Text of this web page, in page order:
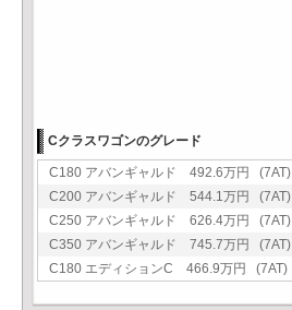
Cクラスワゴンのグレード
C180 アバンギャルド 492.6万円 (7AT)
C200 アバンギャルド 544.1万円 (7AT)
C250 アバンギャルド 626.4万円 (7AT)
C350 アバンギャルド 745.7万円 (7AT)
C180 エディションC 466.9万円 (7AT)